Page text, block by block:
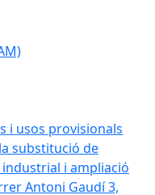
i usos provisionals
substitució de
i ampliació
Antoni Gaudí 3,